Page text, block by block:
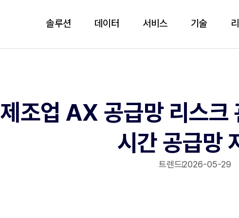
솔루션 데이터 서비스 기술
제조업 AX 공급망 리스크
시간 공급망
트렌드2026-05-29